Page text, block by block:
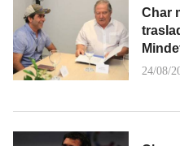
Char
24/08/